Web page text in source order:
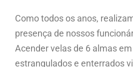
Como todos os anos,
presença de nossos
Acender velas de 6 almas
estrangulados e enterrados